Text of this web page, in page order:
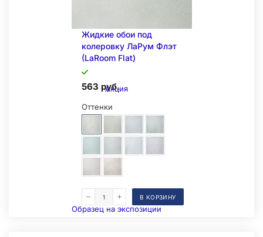
Акция
Образец на экспозиции
Жидкие обои под
колеровку ЛаРум Флэт
(LaRoom Flat)
563 руб.
Оттенки
В КОРЗИНУ